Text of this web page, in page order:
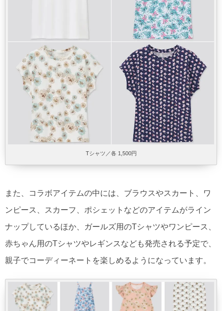
Tシャツ／各 1,500円
また、コラボアイテムの中には、ブラウスやスカート、ワ
ンピース、スカーフ、ポシェットなどのアイテムがライン
ナップしているほか、ガールズ用のTシャツやワンピース、
赤ちゃん用のTシャツやレギンスなども発売される予定で、
親子でコーディーネートを楽しめるようになっています。